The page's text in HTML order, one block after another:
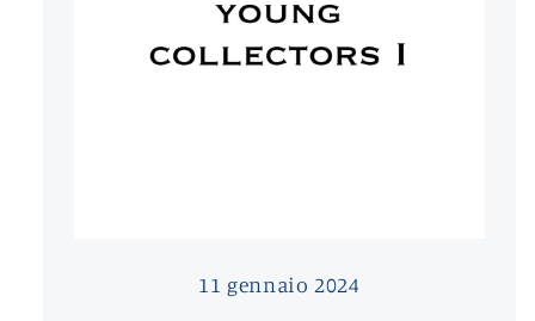
11 gennaio 2024